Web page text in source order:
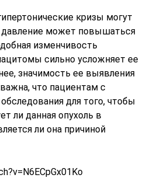
кризы могут
давление может повышаться
изменчивость
сильно усложняет ее
значимость ее выявления
что пациентам с
для того, чтобы
ли данная опухоль в
ли она причиной